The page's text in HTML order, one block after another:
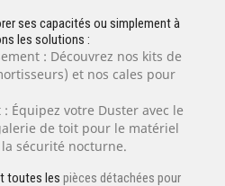
ses capacités ou simplement à
les solutions :
: Découvrez nos kits de
et nos cales pour
: Équipez votre Duster avec le
de toit pour le matériel
sécurité nocturne.
toutes les pièces détachées pour